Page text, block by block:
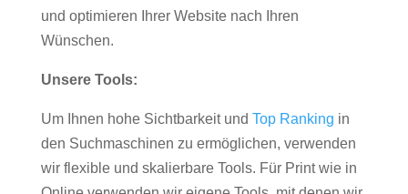
und optimieren Ihrer Website nach Ihren
Wünschen.
Unsere Tools:
Um Ihnen hohe Sichtbarkeit und Top Ranking in
den Suchmaschinen zu ermöglichen, verwenden
wir flexible und skalierbare Tools. Für Print wie in